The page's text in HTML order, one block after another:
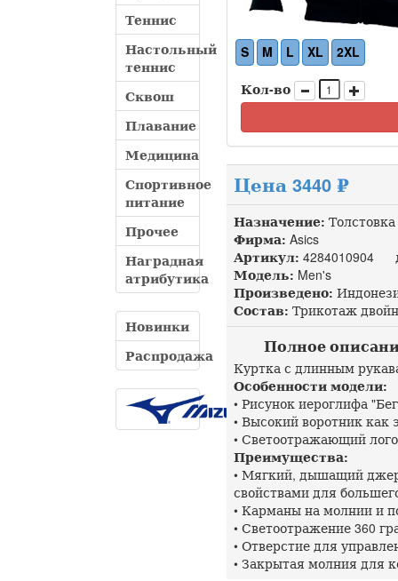
Теннис
Настольный
теннис
Сквош
Плавание
Медицина
Спортивное
питание
Прочее
Наградная
атрибутика
Новинки
Распродажа
S M L XL 2XL
Кол-во
Цена 3440 ₽
Назначение: Толстовка
Фирма: Asics
Артикул: 4284010904
Модель: Men's
Произведено:
Состав: Трикотаж
Полное описание
Куртка с длинным
Особенности модели:
• Рисунок иероглифа
• Высокий воротник как
• Светоотражающий
Преимущества:
• Мягкий, дышащий
свойствами для
• Карманы на молнии и
• Светоотражение 360
• Отверстие для
• Закрытая молния для